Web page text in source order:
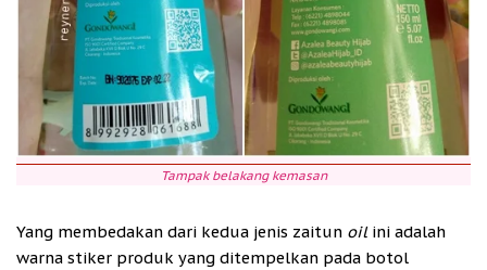
Tampak belakang kemasan
Yang membedakan dari kedua jenis zaitun oilini adalah
warna stiker produk yang ditempelkan pada botol